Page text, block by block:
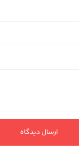
ارسال دیدگاه